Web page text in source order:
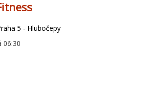
5 - Hlubočepy
06:30